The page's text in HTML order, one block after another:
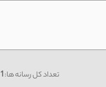
تعداد کل رسانه ها:1